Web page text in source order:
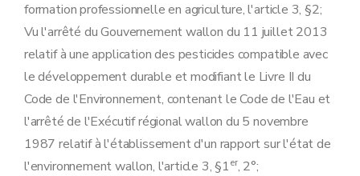
formation professionnelle en agriculture, l'article 3, §2;
Vu l'arrêté du Gouvernement wallon du 11 juillet 2013
relatif à une application des pesticides compatible avec
le développement durable et modifiant le Livre II du
Code de l'Environnement, contenant le Code de l'Eau et
l'arrêté de l'Exécutif régional wallon du 5 novembre
1987 relatif à l'établissement d'un rapport sur l'état de
l'environnement wallon, l'article 3, §1er, 2°;